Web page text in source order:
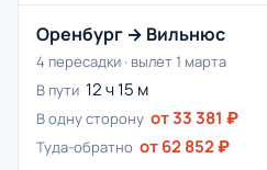
Оренбург → Вильнюс
4 пересадки · вылет 1 марта
В пути 12 ч 15 м
В одну сторону от 33 381 ₽
Туда-обратно от 62 852 ₽